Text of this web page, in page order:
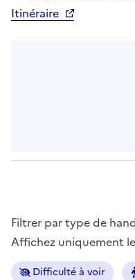
Itinéraire
Filtrer par type de
Affichez uniquement
Difficulté à voir